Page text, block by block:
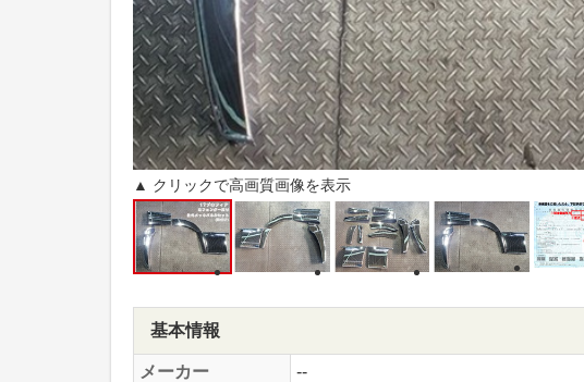
▲ クリックで高画質画像を表示
基本情報
メーカー
--